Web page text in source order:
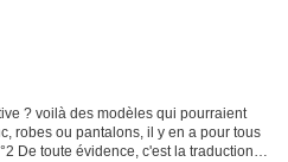
? voilà des modèles qui pourraient
robes ou pantalons, il y en a pour tous
De toute évidence, c'est la traduction